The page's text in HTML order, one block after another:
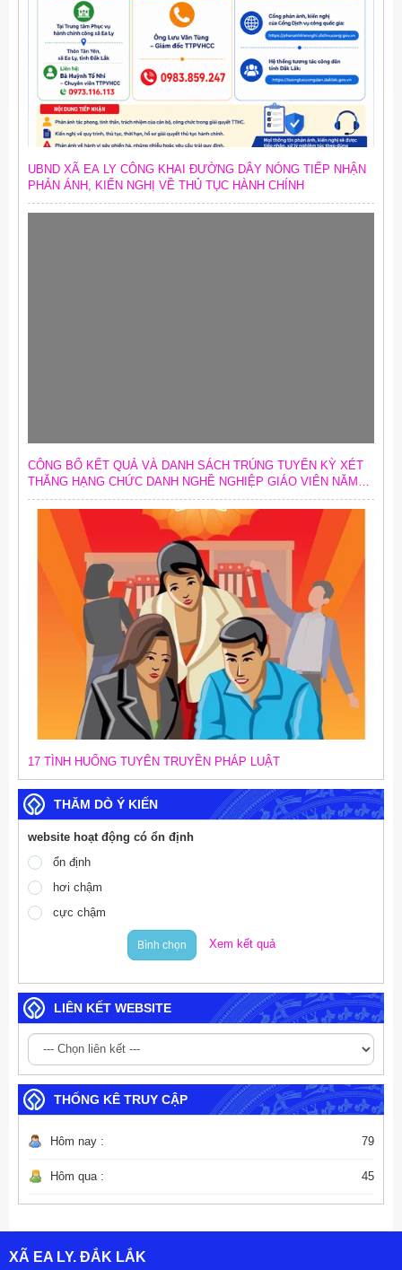
UBND XÃ EA LY CÔNG KHAI ĐƯỜNG DÂY NÓNG TIẾP NHẬN
PHẢN ÁNH, KIẾN NGHỊ VỀ THỦ TỤC HÀNH CHÍNH
CÔNG BỐ KẾT QUẢ VÀ DANH SÁCH TRÚNG TUYỂN KỲ XÉT
THĂNG HẠNG CHỨC DANH NGHỀ NGHIỆP GIÁO VIÊN NĂM
2026
17 TÌNH HUỐNG TUYÊN TRUYỀN PHÁP LUẬT
THĂM DÒ Ý KIẾN
website hoạt động có ổn định
ổn định
hơi chậm
cực chậm
Bình chọn Xem kết quả
LIÊN KẾT WEBSITE
THỐNG KÊ TRUY CẬP
Hôm nay : 79
Hôm qua : 45
XÃ EA LY. ĐẮK LẮK